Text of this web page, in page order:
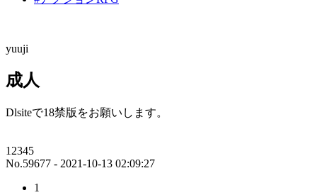
yuuji
成人
Dlsiteで18禁版をお願いします。
12345
No.59677 - 2021-10-13 02:09:27
1